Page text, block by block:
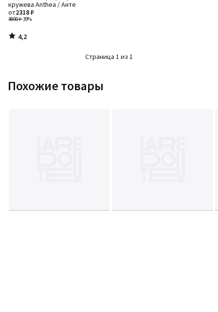
кружева Anthea / Анте
3800 ₽-39%
от2318 ₽
4,2
/
Страница 1 из 1
Похожие товары